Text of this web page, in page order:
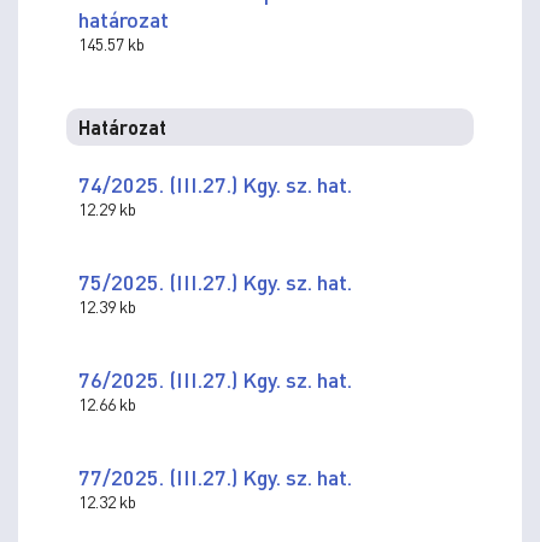
határozat
145.57 kb
Határozat
74/2025. (III.27.) Kgy. sz. hat.
12.29 kb
75/2025. (III.27.) Kgy. sz. hat.
12.39 kb
76/2025. (III.27.) Kgy. sz. hat.
12.66 kb
77/2025. (III.27.) Kgy. sz. hat.
12.32 kb